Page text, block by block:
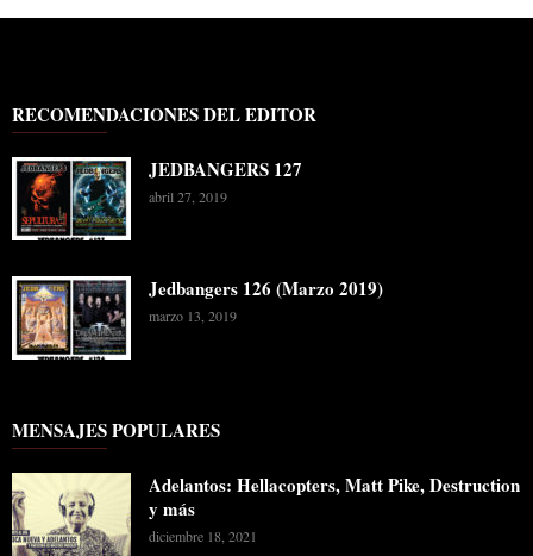
RECOMENDACIONES DEL EDITOR
JEDBANGERS 127
abril 27, 2019
Jedbangers 126 (Marzo 2019)
marzo 13, 2019
MENSAJES POPULARES
Adelantos: Hellacopters, Matt Pike, Destruction
y más
diciembre 18, 2021